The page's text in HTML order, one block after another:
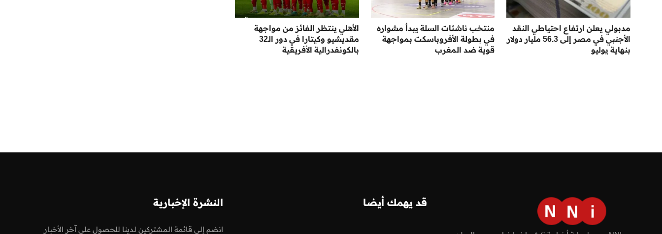
مدبولي يعلن ارتفاع احتياطي النقد
الأجنبي في مصر إلى 56.3 مليار دولار
بنهاية يوليو
منتخب ناشئات السلة يبدأ مشواره
في بطولة الأفروباسكت بمواجهة
قوية ضد المغرب
الأهلي ينتظر الفائز من مواجهة
مقديشيو وكيتارا في دور الـ32
بالكونفدرالية الأفريقية
قد يهمك أيضا النشرة الإخبارية
انضم إلى قائمة المشتركين لدينا للحصول على آخر الأخبار